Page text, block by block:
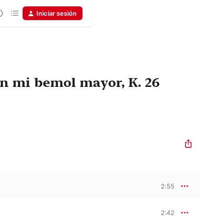
Iniciar sesión
mi bemol mayor, K. 26
2:55
2:42